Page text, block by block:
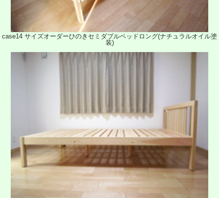
case14 サイズオーダーひのきセミダブルベッドロング(ナチュラルオイル塗
装)